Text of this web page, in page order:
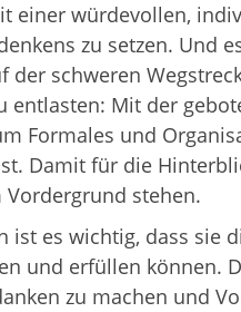
einer würdevollen,
zu setzen. Und
der schweren
entlasten: Mit der
Formales und
Damit für die
stehen.
ist es wichtig, dass sie
und erfüllen können.
zu machen und